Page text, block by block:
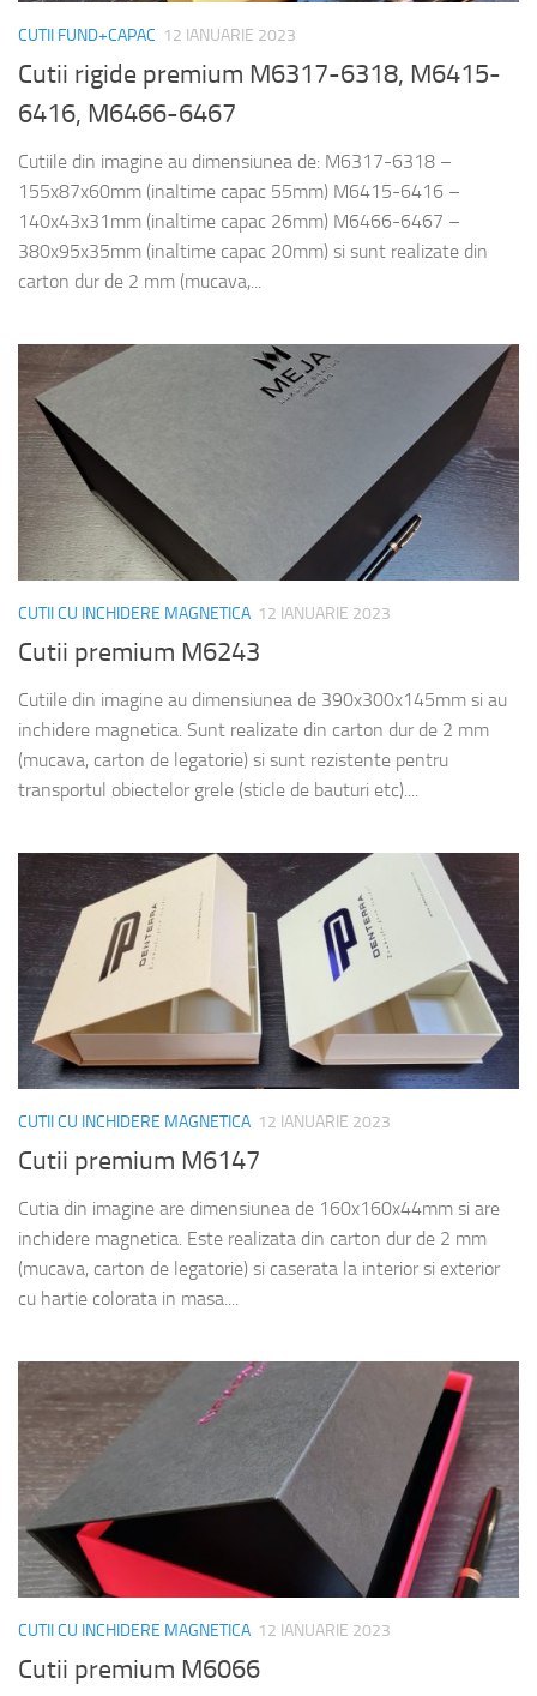
CUTII FUND+CAPAC 12 IANUARIE 2023
Cutii rigide premium M6317-6318, M6415-
6416, M6466-6467
Cutiile din imagine au dimensiunea de: M6317-6318 –
155x87x60mm (inaltime capac 55mm) M6415-6416 –
140x43x31mm (inaltime capac 26mm) M6466-6467 –
380x95x35mm (inaltime capac 20mm) si sunt realizate din
carton dur de 2 mm (mucava,...
CUTII CU INCHIDERE MAGNETICA 12 IANUARIE 2023
Cutii premium M6243
Cutiile din imagine au dimensiunea de 390x300x145mm si au
inchidere magnetica. Sunt realizate din carton dur de 2 mm
(mucava, carton de legatorie) si sunt rezistente pentru
transportul obiectelor grele (sticle de bauturi etc)....
CUTII CU INCHIDERE MAGNETICA 12 IANUARIE 2023
Cutii premium M6147
Cutia din imagine are dimensiunea de 160x160x44mm si are
inchidere magnetica. Este realizata din carton dur de 2 mm
(mucava, carton de legatorie) si caserata la interior si exterior
cu hartie colorata in masa....
CUTII CU INCHIDERE MAGNETICA 12 IANUARIE 2023
Cutii premium M6066